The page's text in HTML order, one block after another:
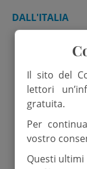
DALL'ITALIA
Il sito del
lettori
gratuita.
Per
vostro
Questi